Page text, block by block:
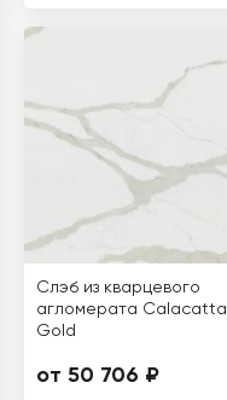
Слэб из кварцевого
агломерата Calacatta
Gold
от 50 706 ₽